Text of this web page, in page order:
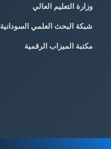
وزارة التعليم العالي
شبكة البحث العلمي السودانية
مكتبة الميزاب الرقمية